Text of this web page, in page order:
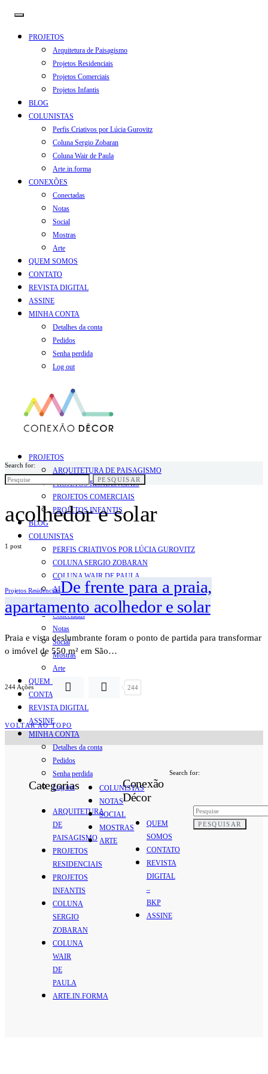
PROJETOS
Arquitetura de Paisagismo
Projetos Residenciais
Projetos Comerciais
Projetos Infantis
BLOG
COLUNISTAS
Perfis Criativos por Lúcia Gurovitz
Coluna Sergio Zobaran
Coluna Wair de Paula
Arte.in.forma
CONEXÕES
Conectadas
Notas
Social
Mostras
Arte
QUEM SOMOS
CONTATO
REVISTA DIGITAL
ASSINE
MINHA CONTA
Detalhes da conta
Pedidos
Senha perdida
Log out
PROJETOS
ARQUITETURA DE PAISAGISMO
PROJETOS RESIDENCIAIS
PROJETOS COMERCIAIS
PROJETOS INFANTIS
BLOG
COLUNISTAS
PERFIS CRIATIVOS POR LÚCIA GUROVITZ
COLUNA SERGIO ZOBARAN
COLUNA WAIR DE PAULA
ARTE.IN.FORMA
CONEXÕES
Conectadas
Notas
Social
Mostras
Arte
QUEM SOMOS
CONTATO
REVISTA DIGITAL
ASSINE
MINHA CONTA
Detalhes da conta
Pedidos
Senha perdida
Log out
Search for:
PESQUISAR
acolhedor e solar
1 post
Projetos ResidenciaisDe frente para a praia,
apartamento acolhedor e solar
Praia e vista deslumbrante foram o ponto de partida para transformar
o imóvel de 550 m² em São…
244 Ações 244
VOLTAR AO TOPO
Categorias
ARQUITETURA
DE
PAISAGISMO
PROJETOS
RESIDENCIAIS
PROJETOS
INFANTIS
COLUNA
SERGIO
ZOBARAN
COLUNA
WAIR
DE
PAULA
ARTE.IN.FORMA
COLUNISTAS
NOTAS
SOCIAL
MOSTRAS
ARTE
Conexão
Décor
QUEM
SOMOS
CONTATO
REVISTA
DIGITAL
–
BKP
ASSINE
Search for:
PESQUISAR